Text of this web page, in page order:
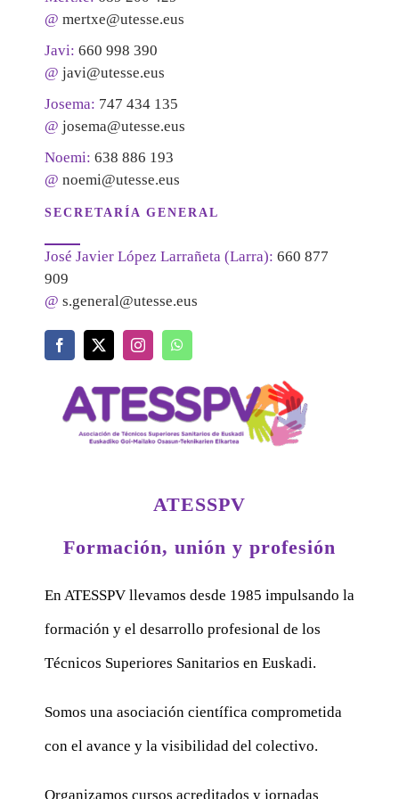
@ mertxe@utesse.eus
Javi: 660 998 390
@ javi@utesse.eus
Josema: 747 434 135
@ josema@utesse.eus
Noemi: 638 886 193
@ noemi@utesse.eus
SECRETARÍA GENERAL
José Javier López Larrañeta (Larra): 660 877
909
@ s.general@utesse.eus
ATESSPV
Formación, unión y profesión
En ATESSPV llevamos desde 1985 impulsando la
formación y el desarrollo profesional de los
Técnicos Superiores Sanitarios en Euskadi.
Somos una asociación científica comprometida
con el avance y la visibilidad del colectivo.
Organizamos cursos acreditados y jornadas